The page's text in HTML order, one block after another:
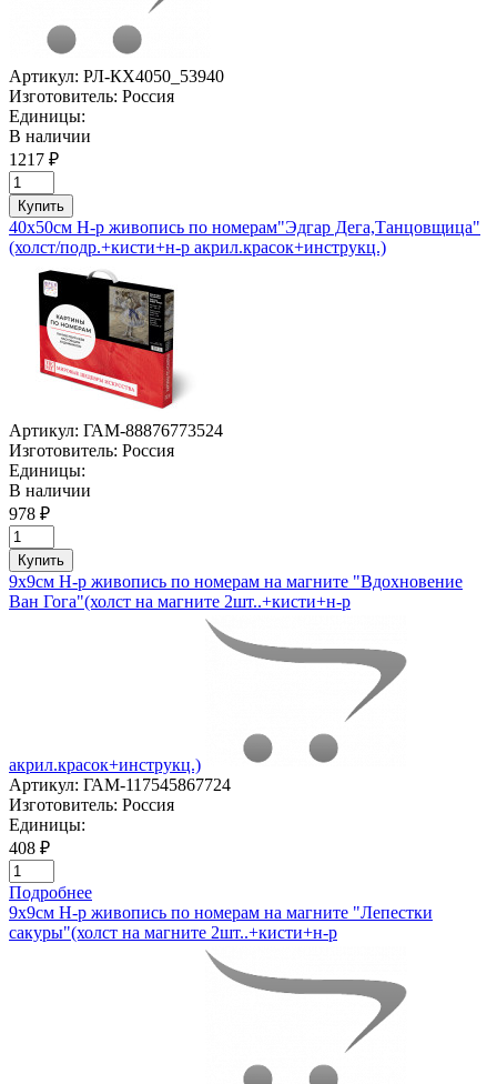
Артикул: РЛ-КХ4050_53940
Изготовитель: Россия
Единицы:
В наличии
1217 ₽
Купить
40х50см Н-р живопись по номерам"Эдгар Дега,Танцовщица"
(холст/подр.+кисти+н-р акрил.красок+инструкц.)
Артикул: ГАМ-88876773524
Изготовитель: Россия
Единицы:
В наличии
978 ₽
Купить
9х9см Н-р живопись по номерам на магните "Вдохновение
Ван Гога"(холст на магните 2шт..+кисти+н-р
акрил.красок+инструкц.)
Артикул: ГАМ-117545867724
Изготовитель: Россия
Единицы:
408 ₽
Подробнее
9х9см Н-р живопись по номерам на магните "Лепестки
сакуры"(холст на магните 2шт..+кисти+н-р